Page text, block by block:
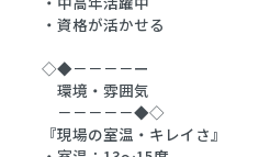
・資格が活かせる
◇◆－－－－ー
環境・雰囲気
－－－－－◆◇
『現場の室温・キレイさ』